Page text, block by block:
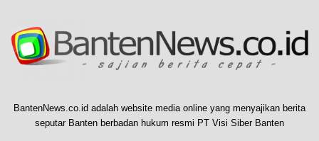
BantenNews.co.id adalah website media online yang menyajikan berita
seputar Banten berbadan hukum resmi PT Visi Siber Banten